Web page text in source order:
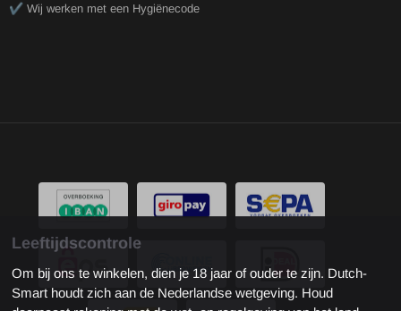
✔️ Wij werken met een Hygiënecode
Leeftijdscontrole
Om bij ons te winkelen, dien je 18 jaar of ouder te zijn. Dutch-
Smart houdt zich aan de Nederlandse wetgeving. Houd